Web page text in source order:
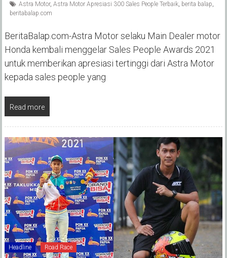
Astra Motor, Astra Motor Apresiasi 300 Sales People Terbaik, berita balap,
beritabalap.com
BeritaBalap.com-Astra Motor selaku Main Dealer motor
Honda kembali menggelar Sales People Awards 2021
untuk memberikan apresiasi tertinggi dari Astra Motor
kepada sales people yang
Read more
Headline Road Race